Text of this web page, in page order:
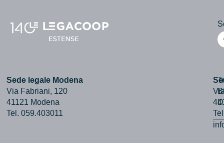
Sede legale Modena
Via Fabriani, 120
41121 Modena
Tel. 059.403011